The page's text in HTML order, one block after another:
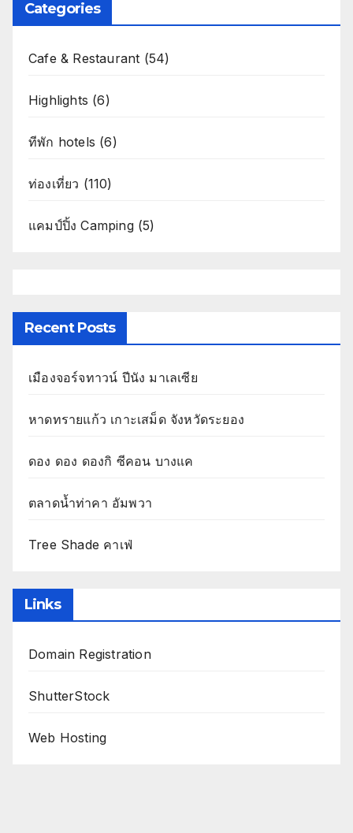
Categories
Cafe & Restaurant (54)
Highlights (6)
ทีพัก hotels (6)
ท่องเที่ยว (110)
แคมป์ปิ้ง Camping(5)
Recent Posts
เมืองจอร์จทาวน์ ปีนัง มาเลเซีย
หาดทรายแก้ว เกาะเสม็ด จังหวัดระยอง
ดอง ดอง ดองกิ ซีคอน บางแค
ตลาดน้ำท่าคา อัมพวา
Tree Shade คาเฟ่
Links
Domain Registration
ShutterStock
Web Hosting